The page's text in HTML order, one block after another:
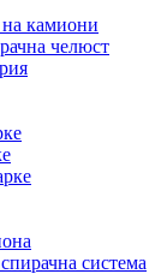
на камиони
челюст
система